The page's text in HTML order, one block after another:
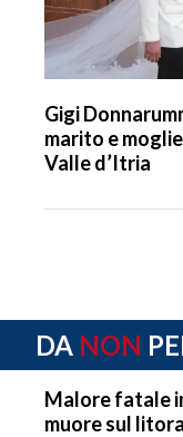
Gigi
marito e
Valle d’Itria
DA NON
Malore fatale
muore sul